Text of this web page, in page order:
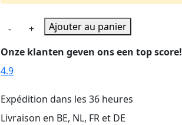
-
quantité
Chouchouter
XL
+
Ajouter au panier
Onze klanten geven ons een top score!
4.9
Expédition dans les 36 heures
Livraison en BE, NL, FR et DE